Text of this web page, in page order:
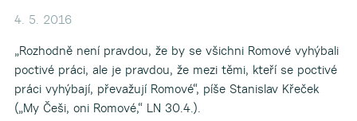
4. 5. 2016
„Rozhodně není pravdou, že by se všichni Romové vyhýbali
poctivé práci, ale je pravdou, že mezi těmi, kteří se poctivé
práci vyhýbají, převažují Romové“, píše Stanislav Křeček
(„My Češi, oni Romové,“ LN 30.4.).